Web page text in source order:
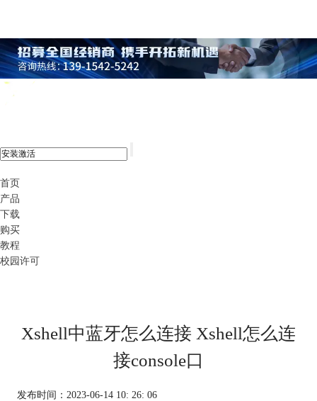
首页
产品
下载
购买
教程
校园许可
Xshell中蓝牙怎么连接 Xshell怎么连
接console口
发布时间：2023-06-14 10: 26: 06